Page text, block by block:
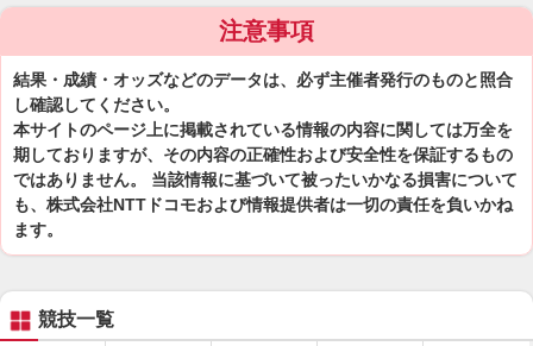
注意事項
結果・成績・オッズなどのデータは、必ず主催者発行のものと照合
し確認してください。
本サイトのページ上に掲載されている情報の内容に関しては万全を
期しておりますが、その内容の正確性および安全性を保証するもの
ではありません。 当該情報に基づいて被ったいかなる損害について
も、株式会社NTTドコモおよび情報提供者は一切の責任を負いかね
ます。
競技一覧